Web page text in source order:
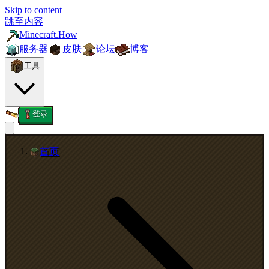
Skip to content
跳至内容
Minecraft.How
服务器
皮肤 论坛 博客
工具
登录
首页